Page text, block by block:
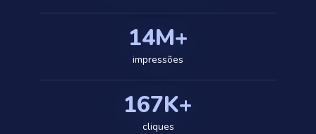
14M+
impressões
167K+
cliques